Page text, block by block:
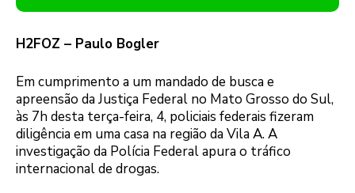
H2FOZ – Paulo Bogler
Em cumprimento a um mandado de busca e
apreensão da Justiça Federal no Mato Grosso do Sul,
às 7h desta terça-feira, 4, policiais federais fizeram
diligência em uma casa na região da Vila A. A
investigação da Polícia Federal apura o tráfico
internacional de drogas.